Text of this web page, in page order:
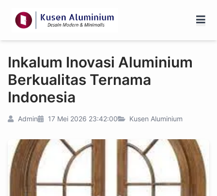
Inkalum Inovasi Aluminium
Berkualitas Ternama
Indonesia
Admin 17 Mei 2026 23:42:00 Kusen Aluminium